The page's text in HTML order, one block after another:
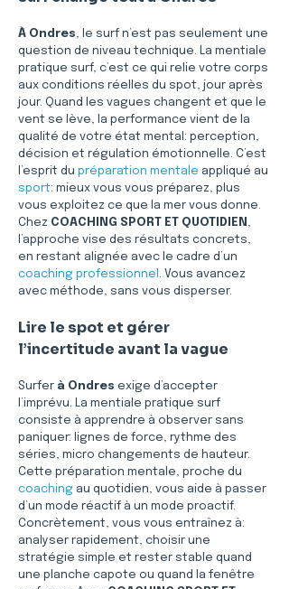
À Ondres, le surf n’est pas seulement une
question de niveau technique. La mentiale
pratique surf, c’est ce qui relie votre corps
aux conditions réelles du spot, jour après
jour. Quand les vagues changent et que le
vent se lève, la performance vient de la
qualité de votre état mental: perception,
décision et régulation émotionnelle. C’est
l’esprit du préparation mentale appliqué au
sport: mieux vous vous préparez, plus
vous exploitez ce que la mer vous donne.
Chez COACHING SPORT ET QUOTIDIEN ,
l’approche vise des résultats concrets,
en restant alignée avec le cadre d’un
coaching professionnel . Vous avancez
avec méthode, sans vous disperser.
Lire le spot et gérer
l’incertitude avant la vague
Surfer à Ondres exige d’accepter
l’imprévu. La mentiale pratique surf
consiste à apprendre à observer sans
paniquer: lignes de force, rythme des
séries, micro changements de hauteur.
Cette préparation mentale, proche du
coaching au quotidien, vous aide à passer
d’un mode réactif à un mode proactif.
Concrètement, vous vous entraînez à:
analyser rapidement, choisir une
stratégie simple et rester stable quand
une planche capote ou quand la fenêtre